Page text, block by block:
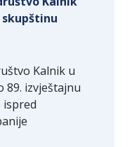
Kalnik u
89. izvještajnu